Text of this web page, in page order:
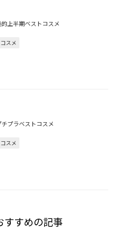
上半期ベストコスメ
スメ
プラベストコスメ
スメ
すすめの記事